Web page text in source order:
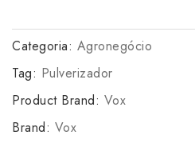
Categoria: Agronegócio
Tag: Pulverizador
Product Brand: Vox
Brand: Vox